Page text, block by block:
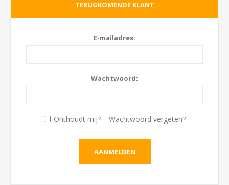
TERUGKOMENDE KLANT
E-mailadres:
Wachtwoord:
Onthoudt mij? Wachtwoord vergeten?